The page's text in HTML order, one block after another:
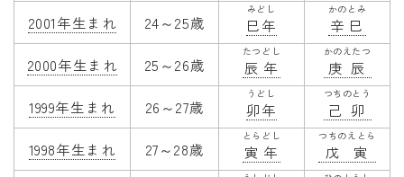
2001年生まれ 24～25歳 巳年
みどし
辛巳
かのとみ
2000年生まれ 25～26歳 辰年
たつどし
庚辰
かのえたつ
1999年生まれ 26～27歳 卯年
うどし
己卯
つちのとう
1998年生まれ 27～28歳 寅年
とらどし
戊寅
つちのえとら